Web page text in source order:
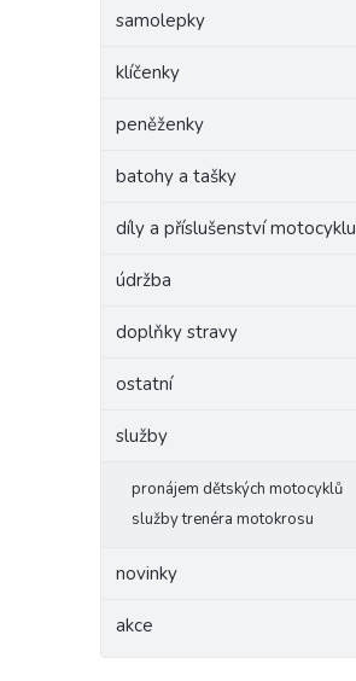
samolepky
klíčenky
peněženky
batohy a tašky
díly a příslušenství motocyklu
údržba
doplňky stravy
ostatní
služby
pronájem dětských motocyklů
služby trenéra motokrosu
novinky
akce